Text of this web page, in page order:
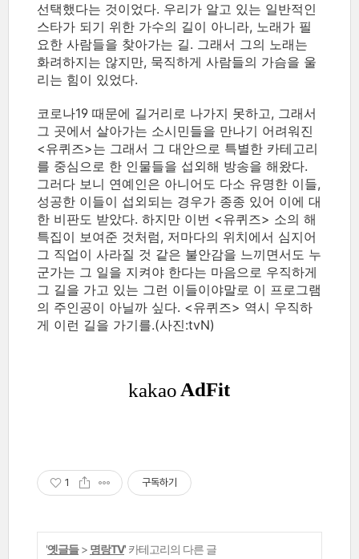
선택했다는 것이었다. 우리가 알고 있는 일반적인
스타가 되기 위한 가수의 길이 아니라, 노래가 필
요한 사람들을 찾아가는 길. 그래서 그의 노래는
화려하지는 않지만, 묵직하게 사람들의 가슴을 울
리는 힘이 있었다.
코로나19 때문에 길거리로 나가지 못하고, 그래서
그 곳에서 살아가는 소시민들을 만나기 어려워진
<유퀴즈>는 그래서 그 대안으로 특별한 카테고리
를 중심으로 한 인물들을 섭외해 방송을 해왔다.
그러다 보니 연예인은 아니어도 다소 유명한 이들,
성공한 이들이 섭외되는 경우가 종종 있어 이에 대
한 비판도 받았다. 하지만 이번 <유퀴즈> 소의 해
특집이 보여준 것처럼, 저마다의 위치에서 심지어
그 직업이 사라질 것 같은 불안감을 느끼면서도 누
군가는 그 일을 지켜야 한다는 마음으로 우직하게
그 길을 가고 있는 그런 이들이야말로 이 프로그램
의 주인공이 아닐까 싶다. <유퀴즈> 역시 우직하
게 이런 길을 가기를.(사진:tvN)
1 구독하기
'옛글들> 명랑TV' 카테고리의 다른 글